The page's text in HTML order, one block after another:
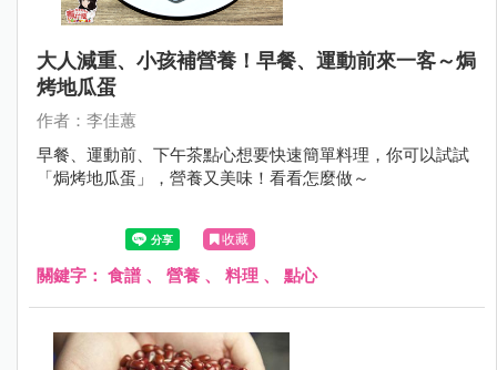
大人減重、小孩補營養！早餐、運動前來一客～焗
烤地瓜蛋
作者：李佳蕙
早餐、運動前、下午茶點心想要快速簡單料理，你可以試試
「焗烤地瓜蛋」，營養又美味！看看怎麼做～
收藏
關鍵字： 食譜 、 營養 、 料理 、 點心